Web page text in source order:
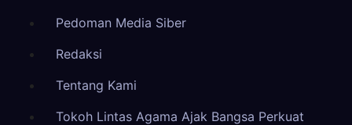
Pedoman Media Siber
Redaksi
Tentang Kami
Tokoh Lintas Agama Ajak Bangsa Perkuat